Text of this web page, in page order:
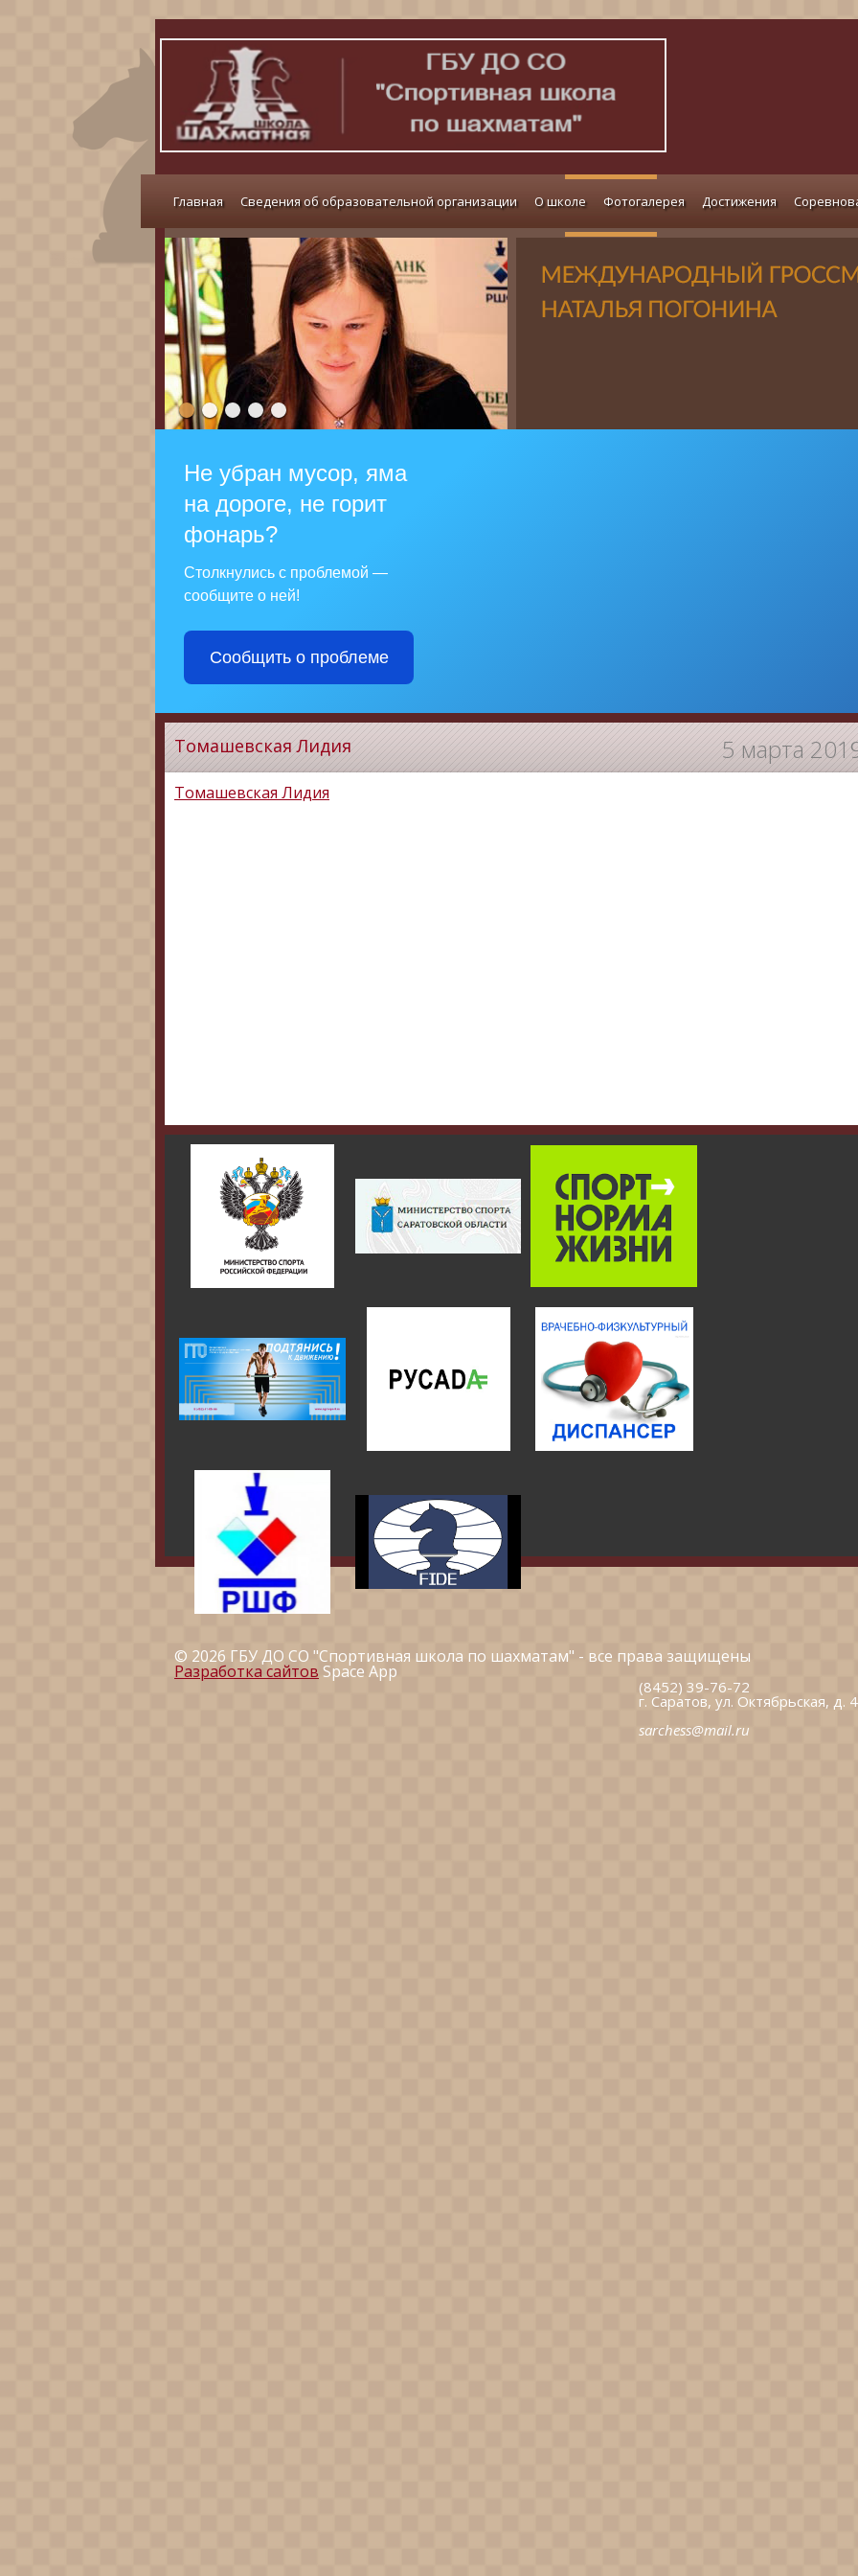
Главная Сведения об образовательной организации О школе Фотогалерея Достижения
Не убран мусор, яма
на дороге, не горит
фонарь?
Столкнулись с проблемой —
сообщите о ней!
Сообщить о проблеме
5 марта
Томашевская Лидия
Томашевская Лидия
© 2026 ГБУ ДО СО "Спортивная школа по шахматам" - все права защищены
Разработка сайтов Space App
(8452) 39-76-72
г. Саратов, ул. Октябрьская, д.
sarchess@mail.ru